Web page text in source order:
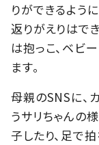
りができるよう
返りがえりはで
は抱っこ、ベビ
ます。
母親のSNSに、
うサリちゃんの
子したり、足で